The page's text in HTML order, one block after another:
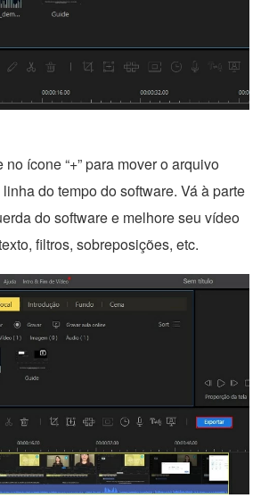
ícone “+” para mover o arquivo
do tempo do software. Vá à parte
do software e melhore seu vídeo
filtros, sobreposições, etc.